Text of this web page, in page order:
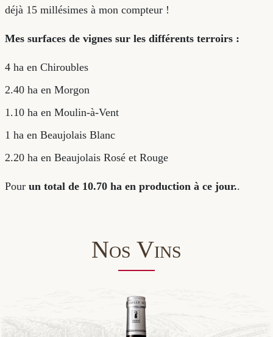
Installé en 2010 j’ai repris le domaine familial qui perdure
ainsi de père en fils depuis 6 générations. Aujourd’hui, j’ai
déjà 15 millésimes à mon compteur !
4 ha en Chiroubles
2.40 ha en Morgon
1.10 ha en Moulin-à-Vent
2.20 ha en Beaujolais Rosé et Rouge